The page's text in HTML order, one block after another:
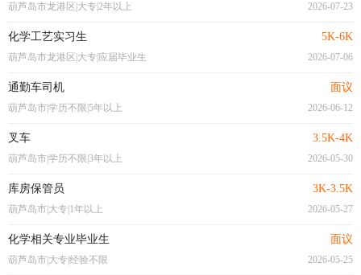
葫芦岛市龙港区|大专|2年以上 2026-07-23
化学工艺实习生 5K-6K
葫芦岛市龙港区|大专|应届毕业生 2026-07-06
通勤车司机 面议
葫芦岛市|学历不限|5年以上 2026-06-12
叉车 3.5K-4K
葫芦岛市|学历不限|3年以上 2026-05-30
库房保管员 3K-3.5K
葫芦岛市|大专|1年以上 2026-05-27
化学相关专业毕业生 面议
葫芦岛市|大专|经验不限 2026-05-25